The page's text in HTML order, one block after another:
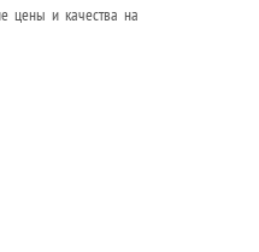
цены и качества на